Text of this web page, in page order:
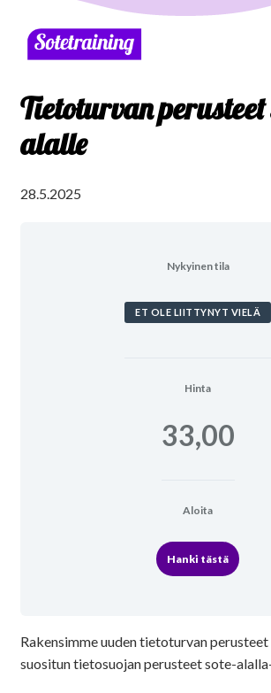
Tietoturvan perusteet
alalle
28.5.2025
Nykyinen tila
ET OLE LIITTYNYT VIELÄ
Hinta
33,00
Aloita
Hanki tästä
Rakensimme uuden tietoturvan
suositun tietosuojan perusteet sote-